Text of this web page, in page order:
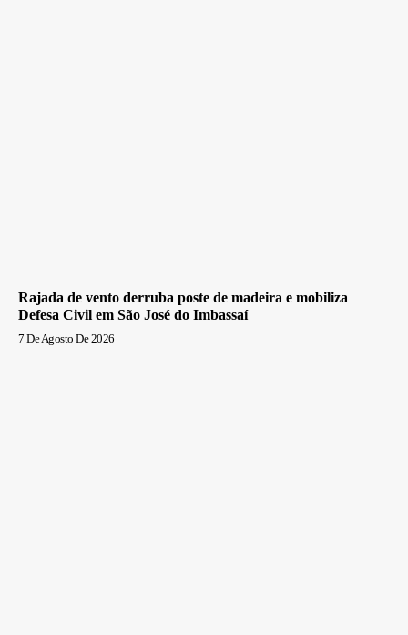
Rajada de vento derruba poste de madeira e mobiliza
Defesa Civil em São José do Imbassaí
7 De Agosto De 2026